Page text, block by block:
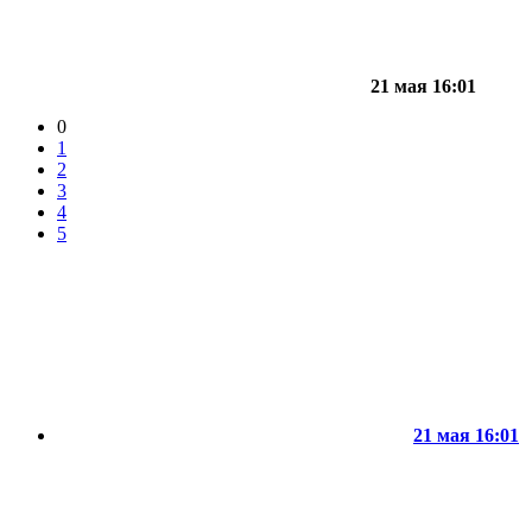
21 мая 16:01
0
1
2
3
4
5
21 мая 16:01